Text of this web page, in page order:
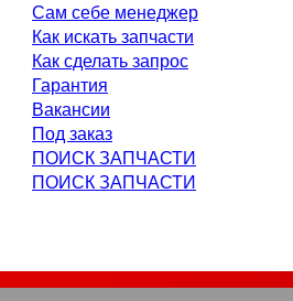
Сам себе менеджер
Как искать запчасти
Как сделать запрос
Гарантия
Вакансии
Под заказ
ПОИСК ЗАПЧАСТИ
ПОИСК ЗАПЧАСТИ